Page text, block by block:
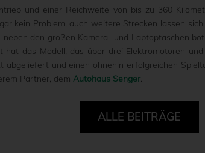
und einer Reichweite von bis zu 360
kein Problem, auch weitere Strecken lassen
neben den großen Kamera- und Laptoptaschen
hat das Modell, das über drei Elektromotoren
abgeliefert und einen ohnehin erfolgreichen
Partner, demAutohaus Senger.
ALLE BEITRÄGE